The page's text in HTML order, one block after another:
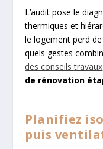
L’audit pose le
thermiques et
le logement perd
quels gestes
des conseils travaux
de rénovation
Planifiez
puis